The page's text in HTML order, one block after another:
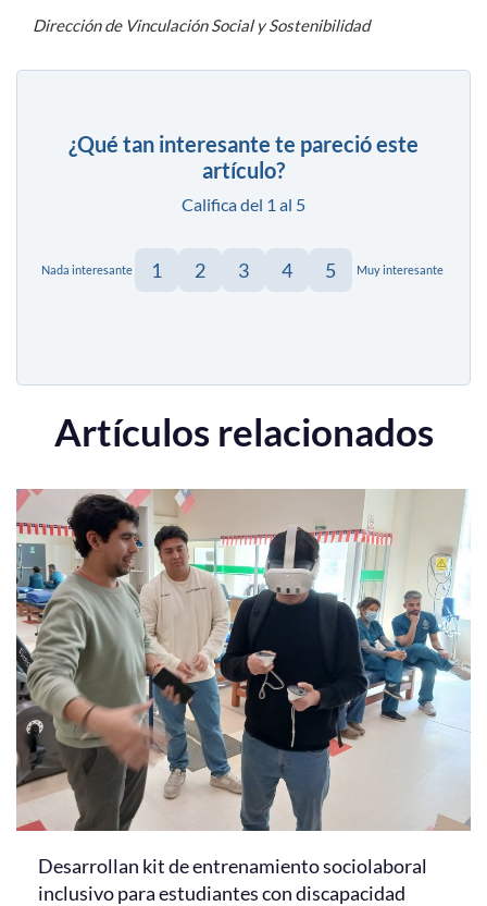
Dirección de Vinculación Social y Sostenibilidad
¿Qué tan interesante te pareció este
artículo?
Califica del 1 al 5
Nada interesante 1 2 3 4 5 Muy interesante
Artículos relacionados
Desarrollan kit de entrenamiento sociolaboral
inclusivo para estudiantes con discapacidad